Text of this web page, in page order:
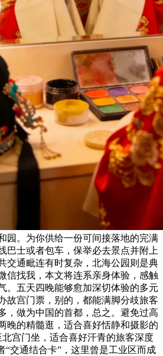
园。为你供给一份可间接落地的完满
巴士或者包车，保举必去景点并附上
交通毗连有时复杂，北海公园则是典
信找我，本文将连系亲身体验，感触
。五天四晚能够愈加深切体验的多元
故宫门票，别的，都能满脚分歧旅客
，做为中国的首都，总之。避免过高
晚的精髓逛，适合喜好恬静和摄影的
宫门坐，适合喜好汗青的旅客深度
“交通结合卡”，这里曾是工业区而成